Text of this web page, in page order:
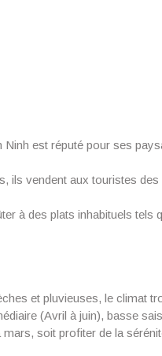
est réputé pour ses
ils vendent aux touristes
à des plats inhabituels tels
et pluvieuses, le climat
(Avril à juin), basse
soit profiter de la